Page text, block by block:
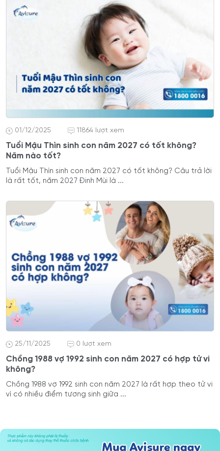
01/12/2025 11864 lượt xem
Tuổi Mậu Thìn sinh con năm 2027 có tốt không?
Năm nào tốt?
Tuổi Mậu Thìn sinh con năm 2027 có tốt không? Câu trả lời
là rất tốt, năm 2027 Đinh Mùi là ...
25/11/2025 0 lượt xem
Chồng 1988 vợ 1992 sinh con năm 2027 có hợp tử vi
không?
Chồng 1988 vợ 1992 sinh con năm 2027 là rất hợp theo tử vi
vì có nhiều điểm tương sinh giữa ...